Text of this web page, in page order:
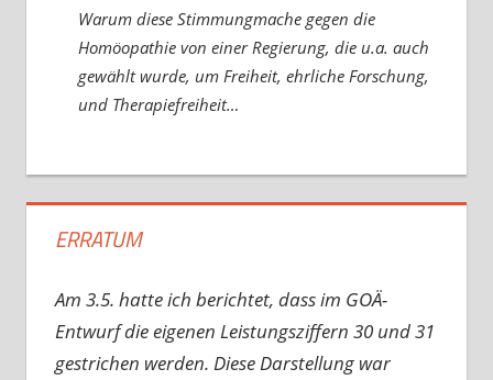
Warum diese Stimmungmache gegen die
Homöopathie von einer Regierung, die u.a. auch
gewählt wurde, um Freiheit, ehrliche Forschung,
und Therapiefreiheit…
ERRATUM
Am 3.5. hatte ich berichtet, dass im GOÄ-
Entwurf die eigenen Leistungsziffern 30 und 31
gestrichen werden. Diese Darstellung war